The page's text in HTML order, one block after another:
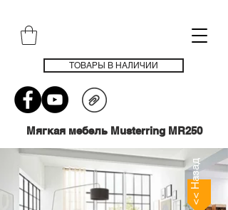
ТОВАРЫ В НАЛИЧИИ
Мягкая мебель Musterring MR250
<< Назад